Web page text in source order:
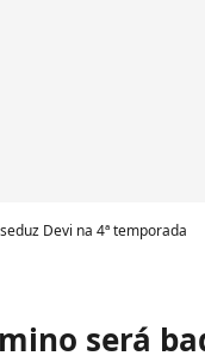
Devi na 4ª temporada
será